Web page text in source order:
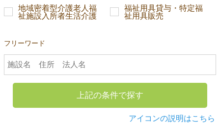
地域密着型介護老人福
祉施設入所者生活介護
福祉用具貸与・特定福
祉用具販売
フリーワード
上記の条件で探す
アイコンの説明はこちら